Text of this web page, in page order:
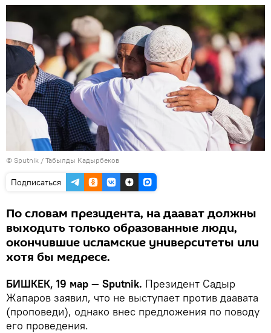
© Sputnik / Табылды Кадырбеков
Подписаться
По словам президента, на даават должны
выходить только образованные люди,
окончившие исламские университеты или
хотя бы медресе.
БИШКЕК, 19 мар — Sputnik. Президент Садыр
Жапаров заявил, что не выступает против даавата
(проповеди), однако внес предложения по поводу
его проведения.